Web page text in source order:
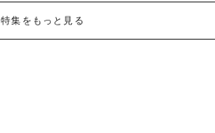
特集をもっと見る